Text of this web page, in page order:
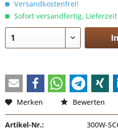
Versandkostenfrei!
Sofort versandfertig,
Merken Bewerten
Artikel-Nr.: 300W-